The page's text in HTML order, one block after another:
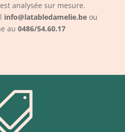
analysée sur mesure.
info@latabledamelie.beou
au 0486/54.60.17